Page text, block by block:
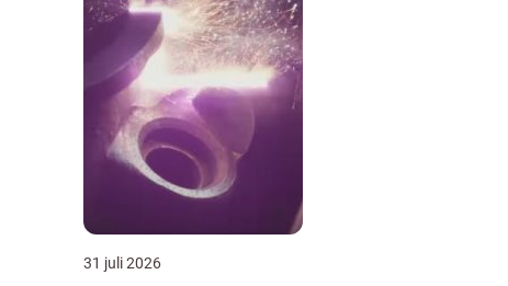
31 juli 2026